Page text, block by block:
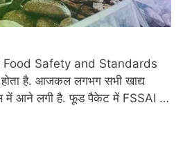
Food Safety and Standards
है. आजकल लगभग सभी खाद्य
में आने लगी है. फूड पैकेट में FSSAI …